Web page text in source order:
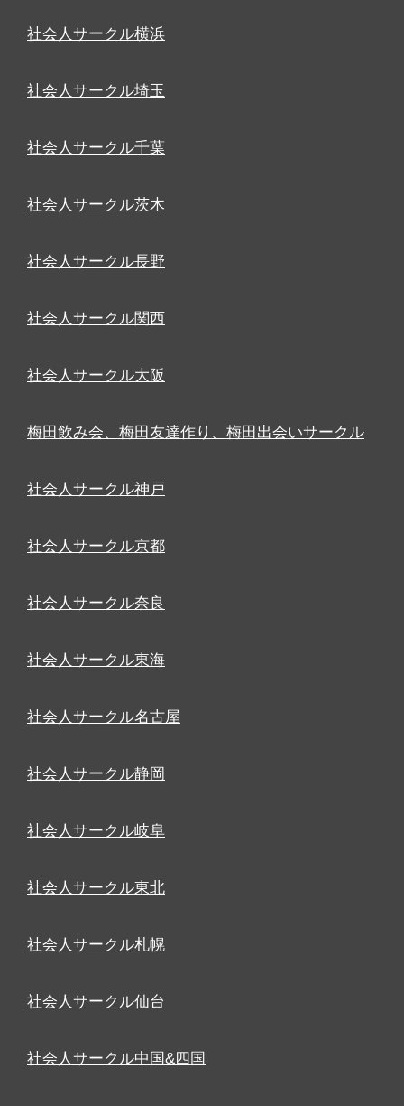
社会人サークル横浜
社会人サークル埼玉
社会人サークル千葉
社会人サークル茨木
社会人サークル長野
社会人サークル関西
社会人サークル大阪
梅田飲み会、梅田友達作り、梅田出会いサークル
社会人サークル神戸
社会人サークル京都
社会人サークル奈良
社会人サークル東海
社会人サークル名古屋
社会人サークル静岡
社会人サークル岐阜
社会人サークル東北
社会人サークル札幌
社会人サークル仙台
社会人サークル中国&四国